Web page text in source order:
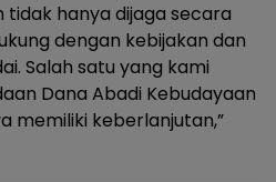
tidak hanya dijaga secara
dengan kebijakan dan
Salah satu yang kami
Dana Abadi Kebudayaan
memiliki keberlanjutan,”